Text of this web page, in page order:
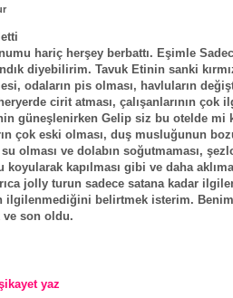
hariç herşey berbattı. Eşimle
diyebilirim. Tavuk Etinin sanki
odaların pis olması, havluların
cirit atması, çalışanlarının çok
güneşlenirken Gelip siz bu otelde mi
çok eski olması, duş musluğunun
olması ve dolabın soğutmaması,
koyularak kapılması gibi ve daha
jolly turun sadece satana kadar
ilgilenmediğini belirtmek isterim.
son oldu.
yaz